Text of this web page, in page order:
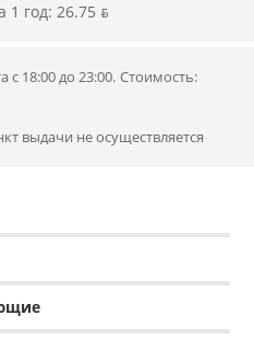
1 год: 26.75 ƃ
с 18:00 до 23:00. Стоимость:
выдачи не осуществляется